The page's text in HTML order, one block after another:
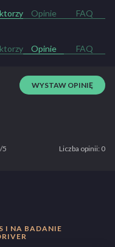
Opinie FAQ
Opinie FAQ
WYSTAW OPINIĘ
5 Liczba opinii: 0
I NA BADANIE